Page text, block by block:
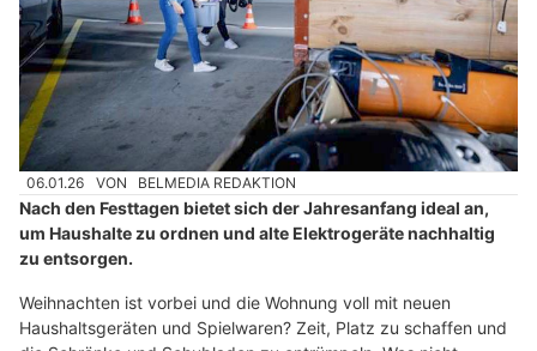
06.01.26 VON BELMEDIA REDAKTION
Nach den Festtagen bietet sich der Jahresanfang ideal an,
um Haushalte zu ordnen und alte Elektrogeräte nachhaltig
zu entsorgen.
Weihnachten ist vorbei und die Wohnung voll mit neuen
Haushaltsgeräten und Spielwaren? Zeit, Platz zu schaffen und